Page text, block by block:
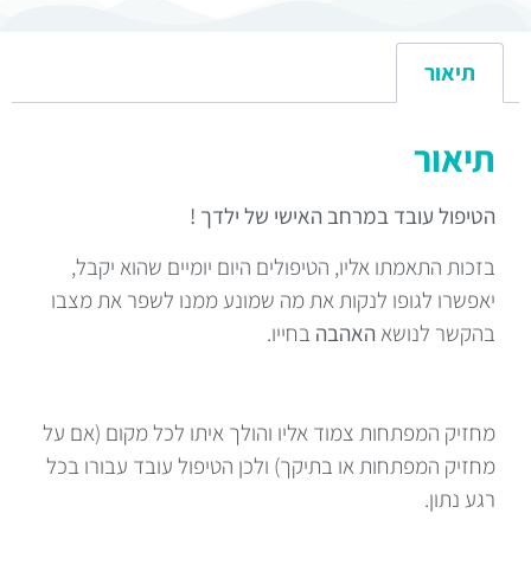
תיאור
תיאור
הטיפול עובד במרחב האישי של ילדך !
בזכות התאמתו אליו, הטיפולים היום יומיים שהוא יקבל,
יאפשרו לגופו לנקות את מה שמונע ממנו לשפר את מצבו
בהקשר לנושא האהבה בחייו.
מחזיק המפתחות צמוד אליו והולך איתו לכל מקום (אם על
מחזיק המפתחות או בתיקך) ולכן הטיפול עובד עבורו בכל
רגע נתון.